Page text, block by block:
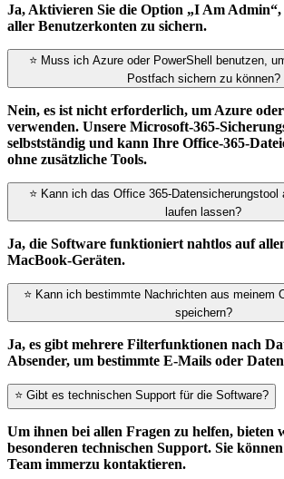
Ja, Aktivieren Sie die Option „I Am Admin“,
aller Benutzerkonten zu sichern.
⭐ Muss ich Azure oder PowerShell benutzen,
Postfach sichern zu können?
Nein, es ist nicht erforderlich, um Azure
verwenden. Unsere Microsoft-365-
selbstständig und kann Ihre Office-365-
ohne zusätzliche Tools.
⭐ Kann ich das Office 365-
laufen lassen?
Ja, die Software funktioniert nahtlos auf
MacBook-Geräten.
⭐ Kann ich bestimmte Nachrichten aus meinem
speichern?
Ja, es gibt mehrere Filterfunktionen nach
Absender, um bestimmte E-Mails oder
⭐ Gibt es technischen Support für die Software?
Um ihnen bei allen Fragen zu helfen, bieten
besonderen technischen Support. Sie
Team immerzu kontaktieren.